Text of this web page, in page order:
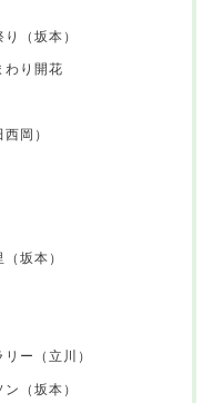
（坂本）
り開花
岡）
坂本）
ー（立川）
（坂本）